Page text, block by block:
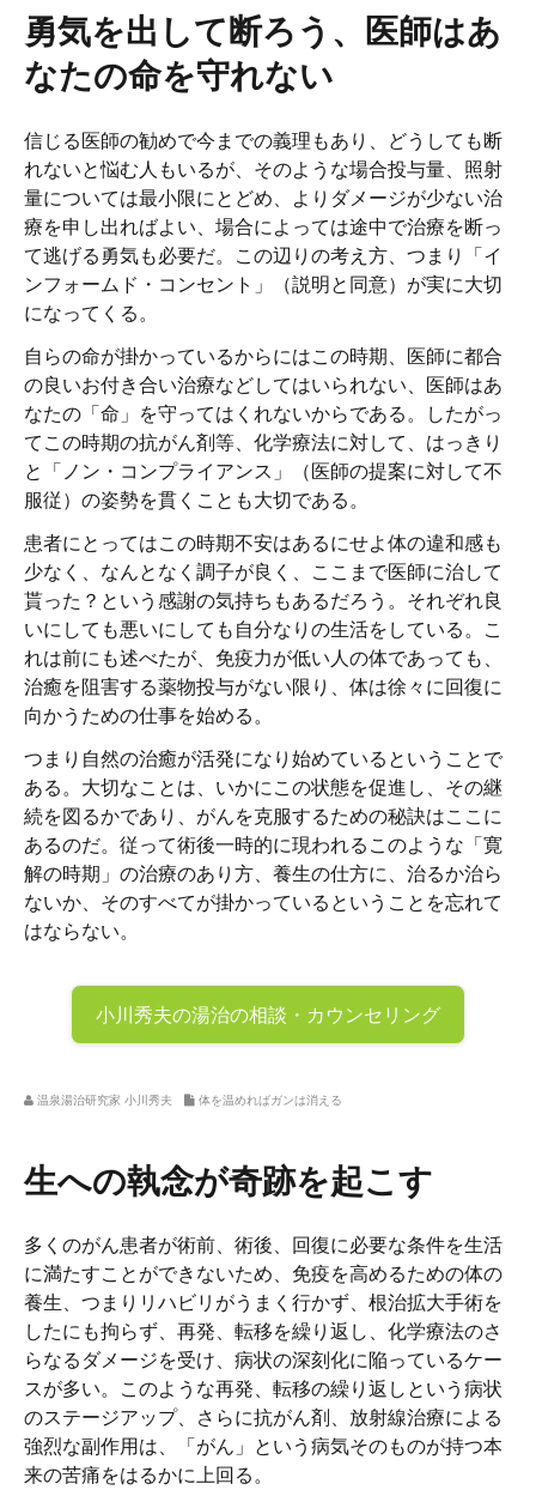
勇気を出して断ろう、医師はあ
なたの命を守れない
信じる医師の勧めで今までの義理もあり、どうしても断
れないと悩む人もいるが、そのような場合投与量、照射
量については最小限にとどめ、よりダメージが少ない治
療を申し出ればよい、場合によっては途中で治療を断っ
て逃げる勇気も必要だ。この辺りの考え方、つまり「イ
ンフォームド・コンセント」（説明と同意）が実に大切
になってくる。
自らの命が掛かっているからにはこの時期、医師に都合
の良いお付き合い治療などしてはいられない、医師はあ
なたの「命」を守ってはくれないからである。したがっ
てこの時期の抗がん剤等、化学療法に対して、はっきり
と「ノン・コンプライアンス」（医師の提案に対して不
服従）の姿勢を貫くことも大切である。
患者にとってはこの時期不安はあるにせよ体の違和感も
少なく、なんとなく調子が良く、ここまで医師に治して
貰った？という感謝の気持ちもあるだろう。それぞれ良
いにしても悪いにしても自分なりの生活をしている。こ
れは前にも述べたが、免疫力が低い人の体であっても、
治癒を阻害する薬物投与がない限り、体は徐々に回復に
向かうための仕事を始める。
つまり自然の治癒が活発になり始めているということで
ある。大切なことは、いかにこの状態を促進し、その継
続を図るかであり、がんを克服するための秘訣はここに
あるのだ。従って術後一時的に現われるこのような「寛
解の時期」の治療のあり方、養生の仕方に、治るか治ら
ないか、そのすべてが掛かっているということを忘れて
はならない。
小川秀夫の湯治の相談・カウンセリング
温泉湯治研究家 小川秀夫 体を温めればガンは消える
生への執念が奇跡を起こす
多くのがん患者が術前、術後、回復に必要な条件を生活
に満たすことができないため、免疫を高めるための体の
養生、つまりリハビリがうまく行かず、根治拡大手術を
したにも拘らず、再発、転移を繰り返し、化学療法のさ
らなるダメージを受け、病状の深刻化に陥っているケー
スが多い。このような再発、転移の繰り返しという病状
のステージアップ、さらに抗がん剤、放射線治療による
強烈な副作用は、「がん」という病気そのものが持つ本
来の苦痛をはるかに上回る。